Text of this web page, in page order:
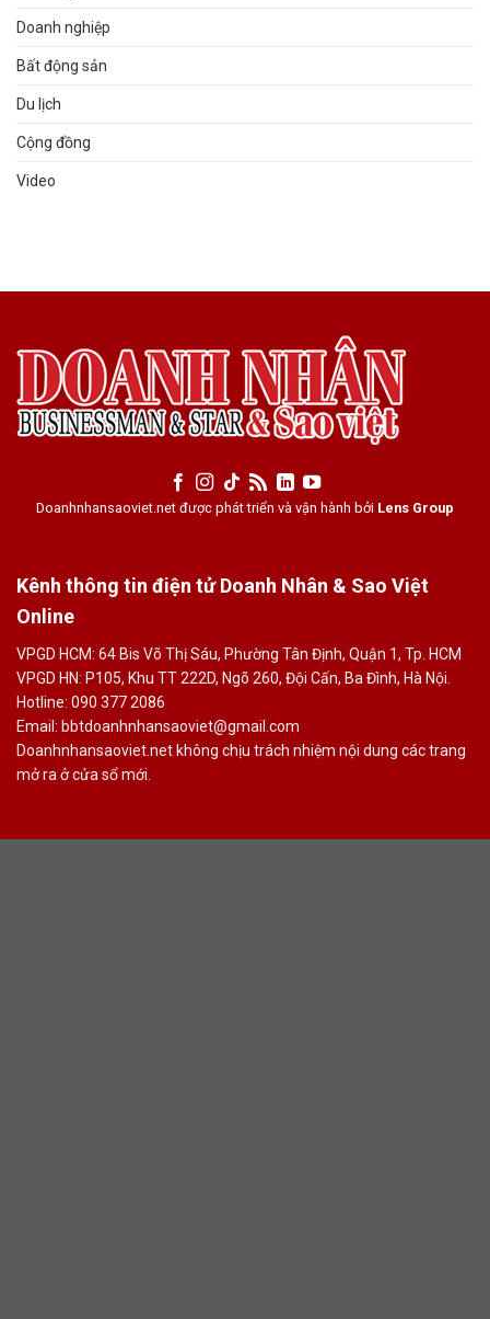
Doanh nghiệp
Bất động sản
Du lịch
Cộng đồng
Video
Doanhnhansaoviet.net được phát triển và vận hành bởi Lens Group
Kênh thông tin điện tử Doanh Nhân & Sao Việt
Online
VPGD HCM: 64 Bis Võ Thị Sáu, Phường Tân Định, Quận 1, Tp. HCM
VPGD HN: P105, Khu TT 222D, Ngõ 260, Đội Cấn, Ba Đình, Hà Nội.
Hotline: 090 377 2086
Email: bbtdoanhnhansaoviet@gmail.com
Doanhnhansaoviet.net không chịu trách nhiệm nội dung các trang
mở ra ở cửa sổ mới.